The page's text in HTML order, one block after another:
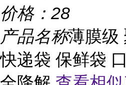
价格： 28
产品名称薄膜级
快递袋 保鲜袋